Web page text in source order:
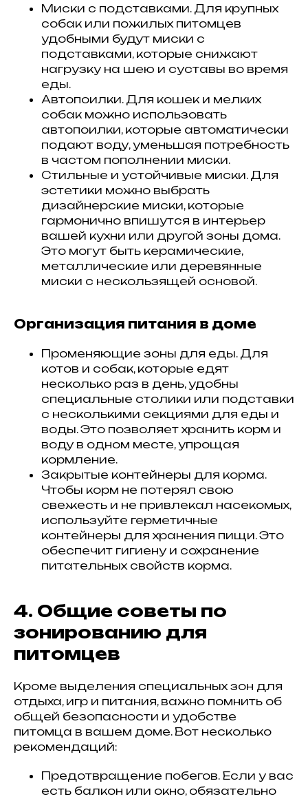
Миски с подставками. Для крупных
собак или пожилых питомцев
удобными будут миски с
подставками, которые снижают
нагрузку на шею и суставы во время
еды.
Автопоилки. Для кошек и мелких
собак можно использовать
автопоилки, которые автоматически
подают воду, уменьшая потребность
в частом пополнении миски.
Стильные и устойчивые миски. Для
эстетики можно выбрать
дизайнерские миски, которые
гармонично впишутся в интерьер
вашей кухни или другой зоны дома.
Это могут быть керамические,
металлические или деревянные
миски с нескользящей основой.
Организация питания в доме
Променяющие зоны для еды. Для
котов и собак, которые едят
несколько раз в день, удобны
специальные столики или подставки
с несколькими секциями для еды и
воды. Это позволяет хранить корм и
воду в одном месте, упрощая
кормление.
Закрытые контейнеры для корма.
Чтобы корм не потерял свою
свежесть и не привлекал насекомых,
используйте герметичные
контейнеры для хранения пищи. Это
обеспечит гигиену и сохранение
питательных свойств корма.
4. Общие советы по
зонированию для
питомцев
Кроме выделения специальных зон для
отдыха, игр и питания, важно помнить об
общей безопасности и удобстве
питомца в вашем доме. Вот несколько
рекомендаций:
Предотвращение побегов. Если у вас
есть балкон или окно, обязательно
ИНФОРМАЦИЯ О СОБЛЮДЕНИИ АВТОРСКИХ ПРАВ